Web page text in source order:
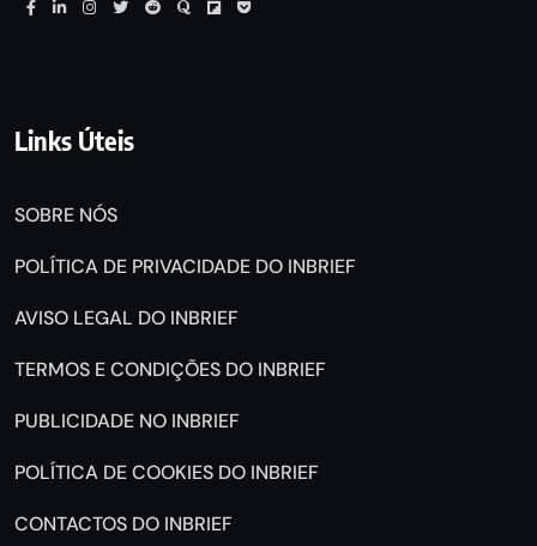
Links Úteis
SOBRE NÓS
POLÍTICA DE PRIVACIDADE DO INBRIEF
AVISO LEGAL DO INBRIEF
TERMOS E CONDIÇÕES DO INBRIEF
PUBLICIDADE NO INBRIEF
POLÍTICA DE COOKIES DO INBRIEF
CONTACTOS DO INBRIEF